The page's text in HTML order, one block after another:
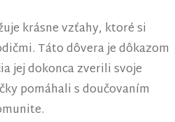
krásne vzťahy, ktoré si
Táto dôvera je dôkazom
jej dokonca zverili svoje
pomáhali s doučovaním